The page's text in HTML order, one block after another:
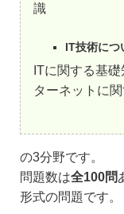
識
IT技術につ
ITに関する基
ターネットに
の3分野です。
問題数は全100問
形式の問題です。